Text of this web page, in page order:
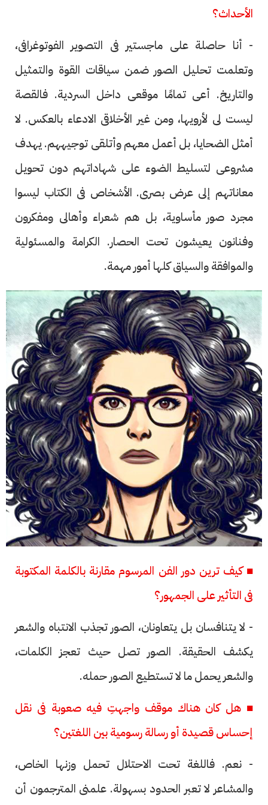
الأحداث؟
- أنا حاصلة على ماجستير فى التصوير الفوتوغرافى،
وتعلمت تحليل الصور ضمن سياقات القوة والتمثيل
والتاريخ. أعى تمامًا موقعى داخل السردية. فالقصة
ليست لى لأرويها، ومن غير الأخلاقى الادعاء بالعكس. لا
أمثل الضحايا، بل أعمل معهم وأتلقى توجيههم. يهدف
مشروعى لتسليط الضوء على شهاداتهم دون تحويل
معاناتهم إلى عرض بصرى. الأشخاص فى الكتاب ليسوا
مجرد صور مأساوية، بل هم شعراء وأهالى ومفكرون
وفنانون يعيشون تحت الحصار. الكرامة والمسئولية
والموافقة والسياق كلها أمور مهمة.
■ كيف ترين دور الفن المرسوم مقارنة بالكلمة المكتوبة
فى التأثير على الجمهور؟
- لا يتنافسان بل يتعاونان، الصور تجذب الانتباه والشعر
يكشف الحقيقة. الصور تصل حيث تعجز الكلمات،
والشعر يحمل ما لا تستطيع الصور حمله.
■ هل كان هناك موقف واجهتِ فيه صعوبة فى نقل
إحساس قصيدة أو رسالة رسومية بين اللغتين؟
- نعم. فاللغة تحت الاحتلال تحمل وزنها الخاص،
والمشاعر لا تعبر الحدود بسهولة. علمنى المترجمون أن